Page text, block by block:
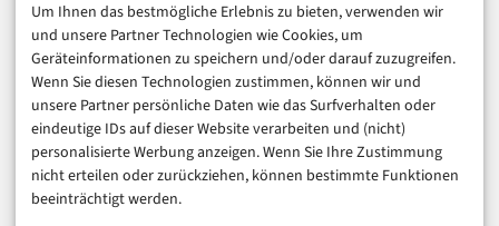
Um Ihnen das bestmögliche Erlebnis zu bieten, verwenden wir
und unsere Partner Technologien wie Cookies, um
Geräteinformationen zu speichern und/oder darauf zuzugreifen.
Wenn Sie diesen Technologien zustimmen, können wir und
unsere Partner persönliche Daten wie das Surfverhalten oder
eindeutige IDs auf dieser Website verarbeiten und (nicht)
personalisierte Werbung anzeigen. Wenn Sie Ihre Zustimmung
nicht erteilen oder zurückziehen, können bestimmte Funktionen
beeinträchtigt werden.
Consumer & Digital Life
Marketing
Finanzen & FinTech
Business & Karriere
Sicherheit & Recht
Digitalisierung
Marketing